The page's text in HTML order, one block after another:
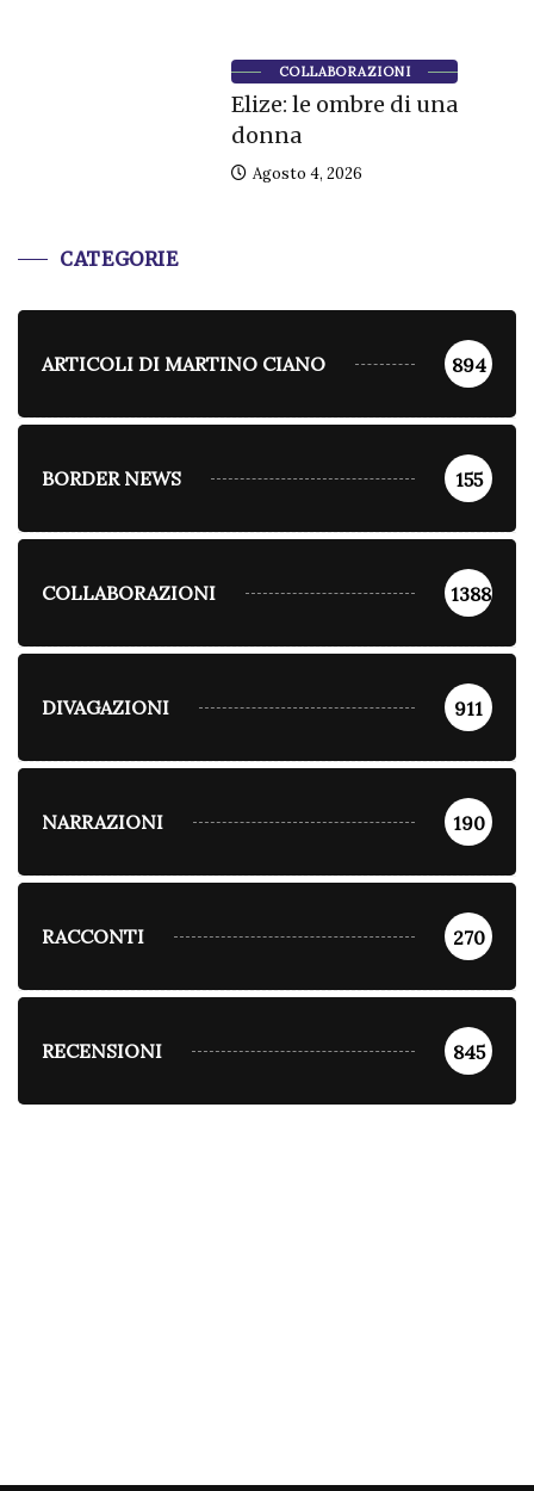
COLLABORAZIONI
Elize: le ombre di una
donna
Agosto 4, 2026
CATEGORIE
ARTICOLI DI MARTINO CIANO 894
BORDER NEWS 155
COLLABORAZIONI 1388
DIVAGAZIONI 911
NARRAZIONI 190
RACCONTI 270
RECENSIONI 845